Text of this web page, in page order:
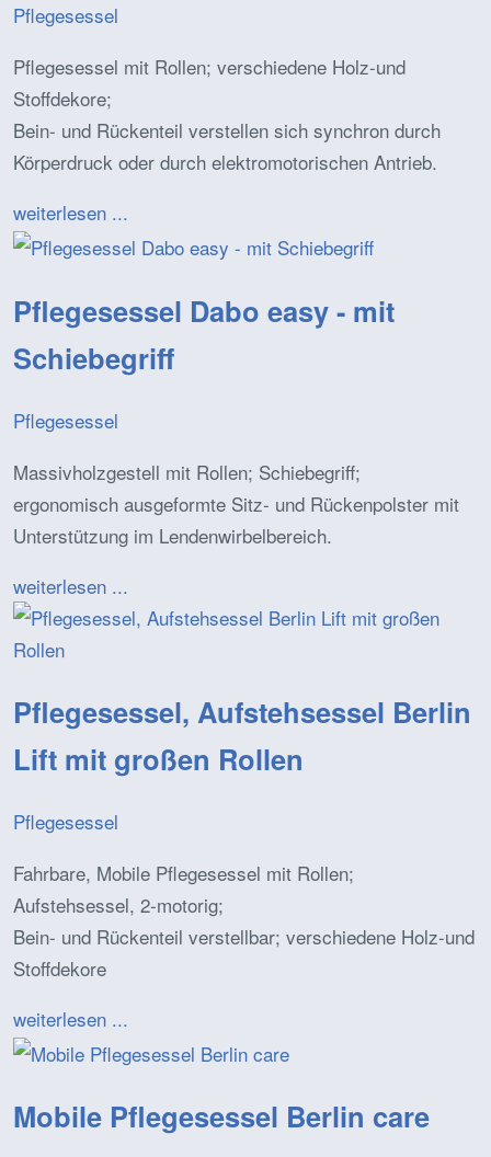
Pflegesessel
Pflegesessel mit Rollen; verschiedene Holz-und
Stoffdekore;
Bein- und Rückenteil verstellen sich synchron durch
Körperdruck oder durch elektromotorischen Antrieb.
weiterlesen ...
Pflegesessel Dabo easy - mit
Schiebegriff
Pflegesessel
Massivholzgestell mit Rollen; Schiebegriff;
ergonomisch ausgeformte Sitz- und Rückenpolster mit
Unterstützung im Lendenwirbelbereich.
weiterlesen ...
Pflegesessel, Aufstehsessel Berlin
Lift mit großen Rollen
Pflegesessel
Fahrbare, Mobile Pflegesessel mit Rollen;
Aufstehsessel, 2-motorig;
Bein- und Rückenteil verstellbar; verschiedene Holz-und
Stoffdekore
weiterlesen ...
Mobile Pflegesessel Berlin care